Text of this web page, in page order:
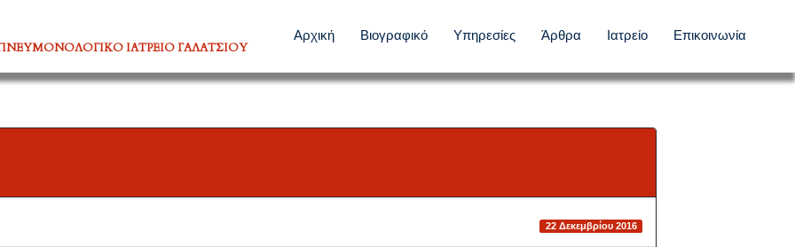
ΙΑΤΡΕΙΟ ΓΑΛΑΤΣΙΟΥ
Αρχική Βιογραφικό Υπηρεσίες Άρθρα Ιατρείο Επικοινωνία
22 Δεκεμβρίου 2016